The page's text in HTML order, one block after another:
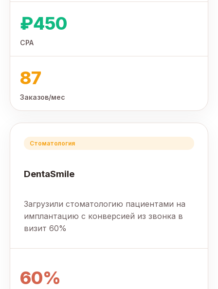
₽450
CPA
87
Заказов/мес
Стоматология
DentaSmile
Загрузили стоматологию пациентами на
имплантацию с конверсией из звонка в
визит 60%
60%